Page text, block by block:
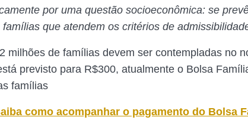
por uma questão socioeconômica: se
que atendem os critérios de
milhões de famílias devem ser contempladas no
previsto para R$300, atualmente o Bolsa
famílias
como acompanhar o pagamento do Bolsa